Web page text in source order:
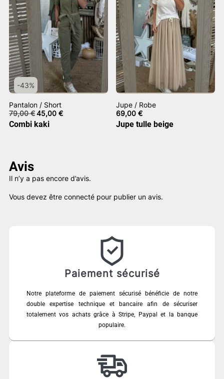
-43%
Pantalon / Short
79,00€Le
prix
initial
45,00 €Le
Combi kaki
Jupe / Robe
69,00€
Jupe tulle beige
Avis
Il n’y a pas encore d’avis.
Vous devez être connecté pour publier un avis.
Paiement sécurisé
Notre plateforme de paiement sécurisé bénéficie de notre
double expertise technique et bancaire afin de sécuriser
totalement vos achats grâce à Stripe, Paypal et la banque
populaire.